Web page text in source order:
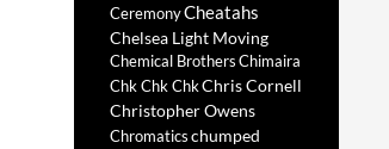
CeremonyCheatahs
Chelsea Light Moving
Chemical BrothersChimaira
Chk Chk ChkChris Cornell
Christopher Owens
Chromaticschumped